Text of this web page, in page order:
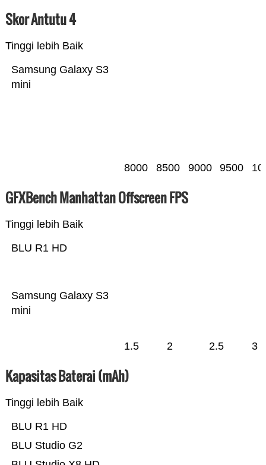
Skor Antutu 4
Tinggi lebih Baik
Samsung Galaxy S3
mini
8000 8500 9000 9500
GFXBench Manhattan Offscreen FPS
Tinggi lebih Baik
Samsung Galaxy S3
mini
BLU R1 HD
1.5 2 2.5 3
Kapasitas Baterai (mAh)
Tinggi lebih Baik
BLU Studio G2
BLU R1 HD